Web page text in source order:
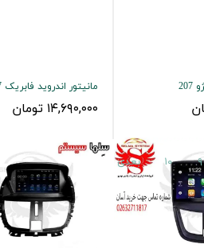
مانیتور اندروید فابریک 207
۱۴,۶۹۰,۰۰۰ تومان
۹ ۱۰ بعدی